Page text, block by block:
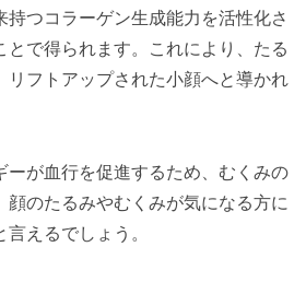
持つコラーゲン生成能力を活性化さ
とで得られます。これにより、たる
リフトアップされた小顔へと導かれ
ーが血行を促進するため、むくみの
顔のたるみやむくみが気になる方に
えるでしょう。